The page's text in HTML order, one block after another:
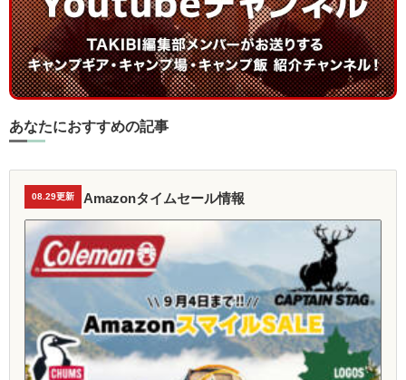
あなたにおすすめの記事
08.29更新 Amazonタイムセール情報